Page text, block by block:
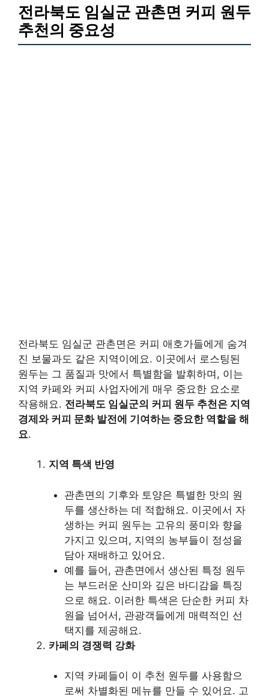
전라북도 임실군 관촌면 커피 원두
추천의 중요성
전라북도 임실군 관촌면은 커피 애호가들에게 숨겨
진 보물과도 같은 지역이에요. 이곳에서 로스팅된
원두는 그 품질과 맛에서 특별함을 발휘하며, 이는
지역 카페와 커피 사업자에게 매우 중요한 요소로
작용해요. 전라북도 임실군의 커피 원두 추천은 지역
경제와 커피 문화 발전에 기여하는 중요한 역할을 해
요.
지역 특색 반영
관촌면의 기후와 토양은 특별한 맛의 원
두를 생산하는 데 적합해요. 이곳에서 자
생하는 커피 원두는 고유의 풍미와 향을
가지고 있으며, 지역의 농부들이 정성을
담아 재배하고 있어요.
예를 들어, 관촌면에서 생산된 특정 원두
는 부드러운 산미와 깊은 바디감을 특징
으로 해요. 이러한 특색은 단순한 커피 차
원을 넘어서, 관광객들에게 매력적인 선
택지를 제공해요.
카페의 경쟁력 강화
지역 카페들이 이 추천 원두를 사용함으
로써 차별화된 메뉴를 만들 수 있어요. 고